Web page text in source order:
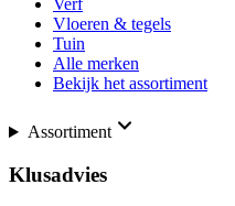
Verf
Vloeren & tegels
Tuin
Alle merken
Bekijk het assortiment
Assortiment
Klusadvies